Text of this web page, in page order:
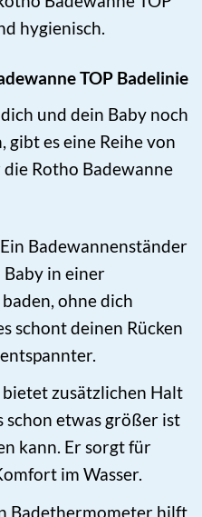
hygienisch.
TOP Badelinie
und dein Baby noch
gibt es eine Reihe von
Rotho Badewanne
Ein Badewannenständer
in einer
ohne dich
schont deinen Rücken
bietet zusätzlichen Halt
schon etwas größer ist
kann. Er sorgt für
im Wasser.
Badethermometer hilft